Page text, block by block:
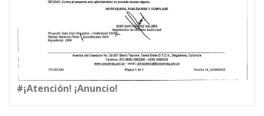
#¡Atención! ¡Anuncio!